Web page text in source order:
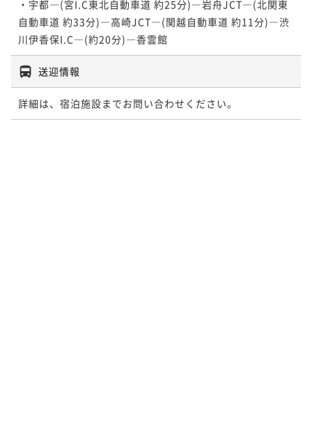
・宇都―(宮I.C東北自動車道 約25分)―岩舟JCT―(北関東
自動車道 約33分)―高崎JCT―(関越自動車道 約11分)―渋
川伊香保I.C―(約20分)―香雲館
送迎情報
詳細は、宿泊施設までお問い合わせください。